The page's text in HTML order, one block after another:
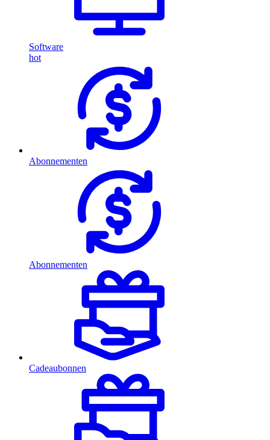
Software
hot
Abonnementen
Abonnementen
Cadeaubonnen